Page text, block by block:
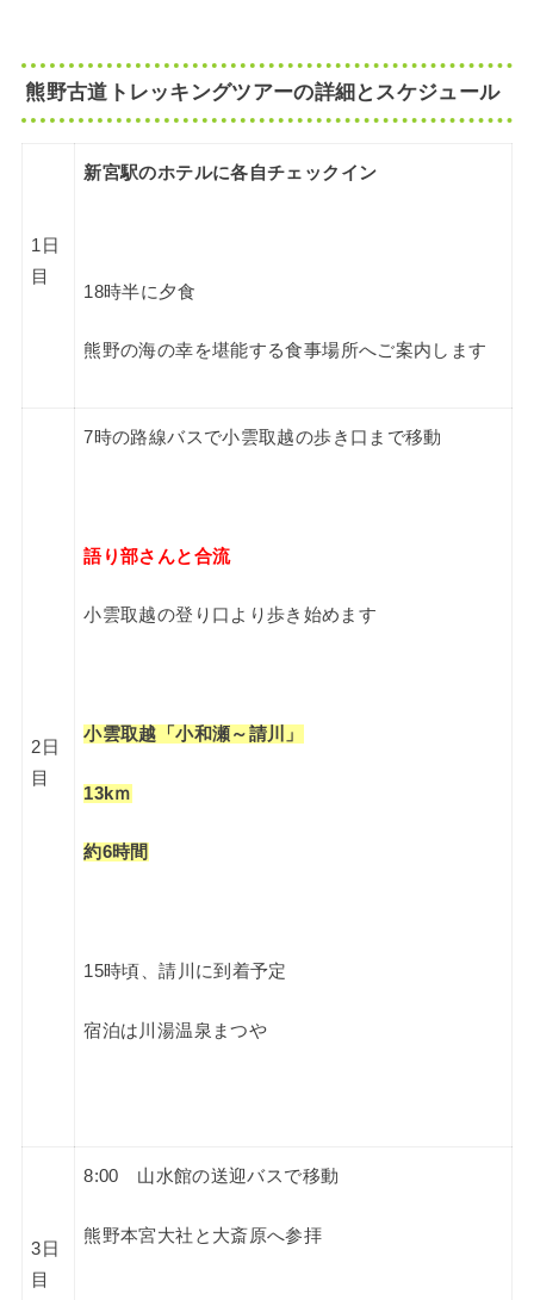
熊野古道トレッキングツアーの詳細とスケジュール
1日
目
新宮駅のホテルに各自チェックイン
18時半に夕食
熊野の海の幸を堪能する食事場所へご案内します
2日
目
7時の路線バスで小雲取越の歩き口まで移動
語り部さんと合流
小雲取越の登り口より歩き始めます
小雲取越 「小和瀬～請川」
13kｍ
約6時間
15時頃、請川に到着予定
宿泊は川湯温泉まつや
3日
目
8:00 山水館の送迎バスで移動
熊野本宮大社と大斎原へ参拝